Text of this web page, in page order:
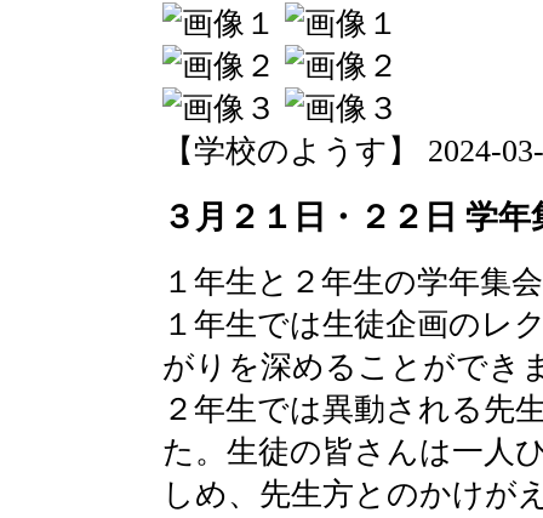
【学校のようす】 2024-
３月２１日・２２日 学年
１年生と２年生の学年集
１年生では生徒企画のレ
がりを深めることができ
２年生では異動される先
た。生徒の皆さんは一人
しめ、先生方とのかけが